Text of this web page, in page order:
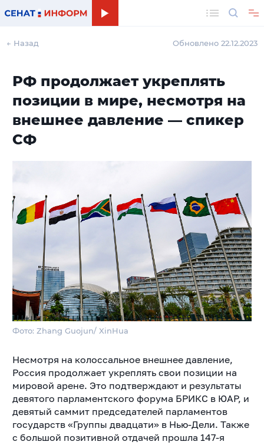
← Назад Обновлено 22.12.2023
РФ продолжает укреплять
позиции в мире, несмотря на
внешнее давление — спикер
СФ
Фото: Zhang Guojun/ XinHua
Несмотря на колоссальное внешнее давление,
Россия продолжает укреплять свои позиции на
мировой арене. Это подтверждают и результаты
девятого парламентского форума БРИКС в ЮАР, и
девятый саммит председателей парламентов
государств «Группы двадцати» в Нью-Дели. Также
с большой позитивной отдачей прошла 147-я